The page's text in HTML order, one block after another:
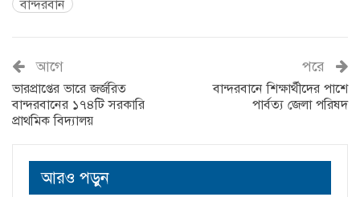
বান্দরবান
আগে
ভারপ্রাপ্তের ভারে জর্জরিত
বান্দরবানের ১৭৪টি সরকারি
প্রাথমিক বিদ্যালয়
পরে
বান্দরবানে শিক্ষার্থীদের পাশে
পার্বত্য জেলা পরিষদ
আরও পড়ুন